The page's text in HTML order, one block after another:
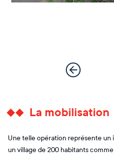
La mobilisation
Une telle opération représente
un village de 200 habitants